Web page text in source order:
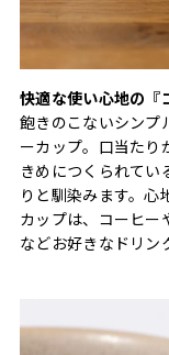
快適な使い心地の『
飽きのこないシンプ
ーカップ。口当たり
きめにつくられてい
りと馴染みます。
カップは、コーヒー
などお好きなドリン